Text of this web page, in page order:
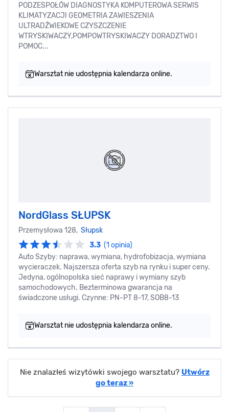
PODZESPOŁÓW DIAGNOSTYKA KOMPUTEROWA SERWIS
KLIMATYZACJI GEOMETRIA ZAWIESZENIA
ULTRADŹWIEKOWE CZYSZCZENIE
WTRYSKIWACZY,POMPOWTRYSKIWACZY DORADZTWO I
POMOC...
Warsztat nie udostępnia kalendarza online.
NordGlass SŁUPSK
Przemysłowa 128, Słupsk
3.3 (1 opinia)
Auto Szyby: naprawa, wymiana, hydrofobizacja, wymiana
wycieraczek. Najszersza oferta szyb na rynku i super ceny.
Jedyna, ogólnopolska sieć naprawy i wymiany szyb
samochodowych. Bezterminowa gwarancja na
świadczone usługi. Czynne: PN-PT 8-17, SOB8-13
Warsztat nie udostępnia kalendarza online.
Nie znalazłeś wizytówki swojego warsztatu? Utwórz
go teraz »